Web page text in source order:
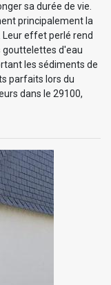
sa durée de vie.
principalement la
Leur effet perlé rend
gouttelettes d'eau
les sédiments de
parfaits lors du
dans le 29100,